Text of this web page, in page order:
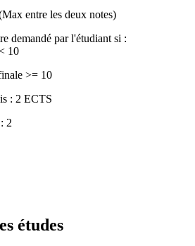
entre les deux notes)
demandé par l'étudiant si :
10
>= 10
: 2 ECTS
2
études